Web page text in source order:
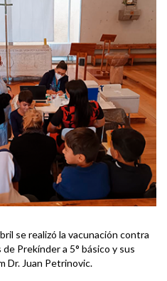
se realizó la vacunación contra
Prekínder a 5° básico y sus
Dr. Juan Petrinovic.